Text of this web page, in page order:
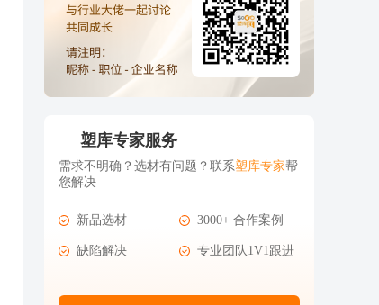
塑库专家服务
需求不明确？选材有问题？联系塑库专家帮
您解决
新品选材 3000+ 合作案例
缺陷解决 专业团队1V1跟进